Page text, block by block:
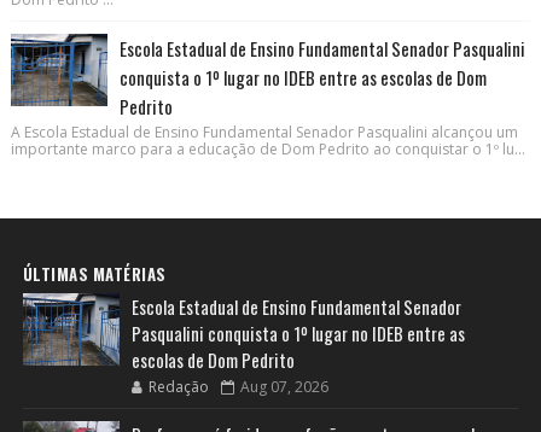
Escola Estadual de Ensino Fundamental Senador Pasqualini
conquista o 1º lugar no IDEB entre as escolas de Dom
Pedrito
A Escola Estadual de Ensino Fundamental Senador Pasqualini alcançou um
importante marco para a educação de Dom Pedrito ao conquistar o 1º lu...
ÚLTIMAS MATÉRIAS
Escola Estadual de Ensino Fundamental Senador
Pasqualini conquista o 1º lugar no IDEB entre as
escolas de Dom Pedrito
Redação Aug 07, 2026